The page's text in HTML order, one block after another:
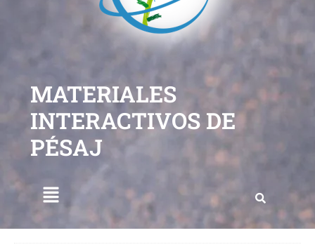
MATERIALES
INTERACTIVOS DE
PÉSAJ